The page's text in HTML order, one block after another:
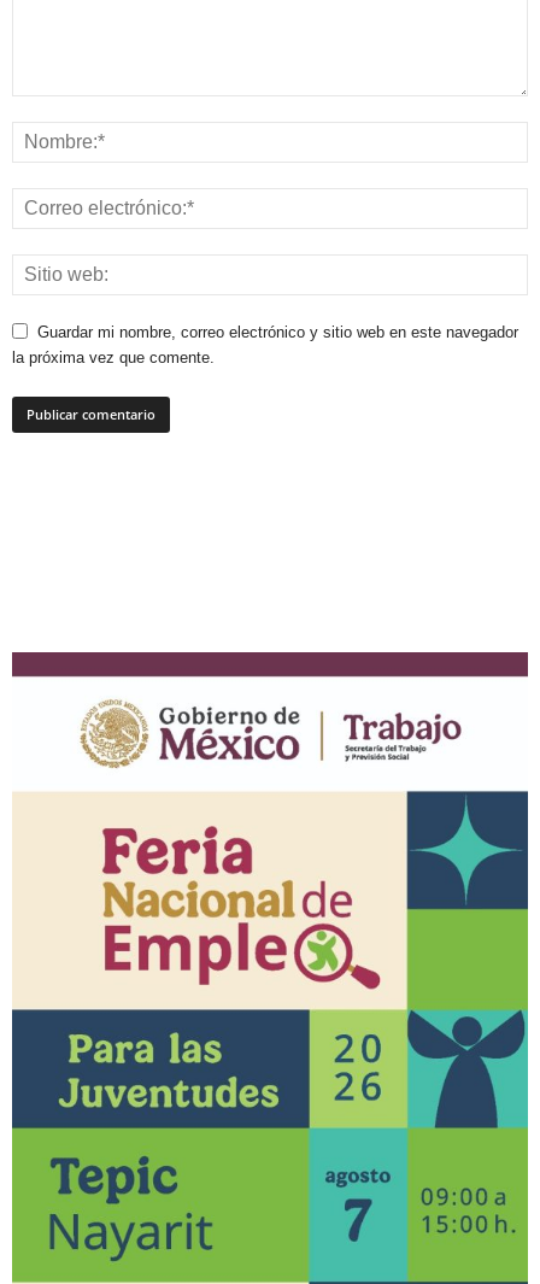
Guardar mi nombre, correo electrónico y sitio web en este navegador
la próxima vez que comente.